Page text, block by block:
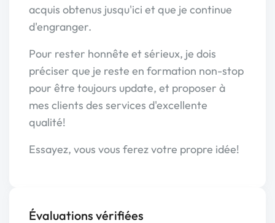
acquis obtenus jusqu'ici et que je continue
d'engranger.
Pour rester honnête et sérieux, je dois
préciser que je reste en formation non-stop
pour être toujours update, et proposer à
mes clients des services d'excellente
qualité!
Essayez, vous vous ferez votre propre idée!
Évaluations vérifiées